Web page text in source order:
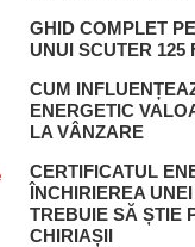
GHID COMPLET
UNUI SCUTER 125
CUM
ENERGETIC
LA VÂNZARE
CERTIFICATUL
ÎNCHIRIEREA
TREBUIE SĂ ȘTIE
CHIRIAȘII